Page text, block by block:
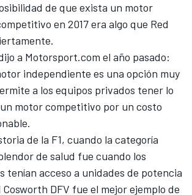
de que exista un motor
en 2017 era algo que Red
a Motorsport.com el año pasado:
independiente es una opción muy
a los equipos privados tener lo
motor competitivo por un costo
de la F1, cuando la categoría
de salud fue cuando los
tenían acceso a unidades de potencia
DFV fue el mejor ejemplo de